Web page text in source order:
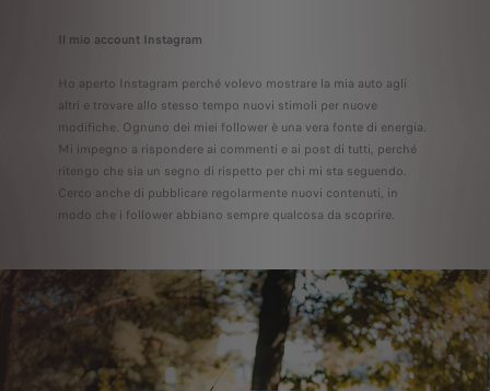
Il mio account Instagram
Ho aperto Instagram perché volevo mostrare la mia auto agli
altri e trovare allo stesso tempo nuovi stimoli per nuove
modifiche. Ognuno dei miei follower è una vera fonte di energia.
Mi impegno a rispondere ai commenti e ai post di tutti, perché
ritengo che sia un segno di rispetto per chi mi sta seguendo.
Cerco anche di pubblicare regolarmente nuovi contenuti, in
modo che i follower abbiano sempre qualcosa da scoprire.